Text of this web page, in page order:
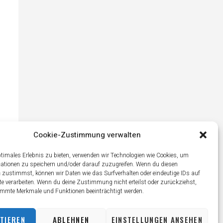
Cookie-Zustimmung verwalten
Erlebnis zu bieten, verwenden wir Technologien wie Cookies, um
zu speichern und/oder darauf zuzugreifen. Wenn du diesen
zustimmst, können wir Daten wie das Surfverhalten oder eindeutige IDs auf
verarbeiten. Wenn du deine Zustimmung nicht erteilst oder zurückziehst,
Merkmale und Funktionen beeinträchtigt werden.
ABLEHNEN EINSTELLUNGEN ANSEHEN